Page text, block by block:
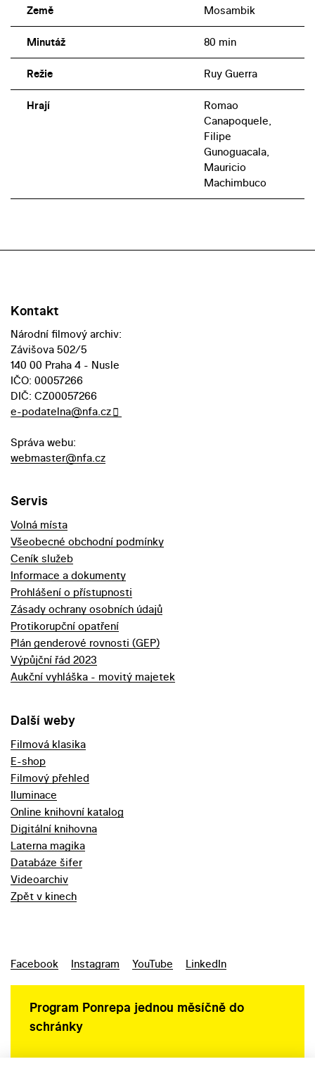
Země Mosambik
Minutáž 80 min
Režie Ruy Guerra
Hrají
Romao
Canapoquele,
Filipe
Gunoguacala,
Mauricio
Machimbuco
Kontakt
Národní filmový archiv:
Závišova 502/5
140 00 Praha 4 - Nusle
IČO: 00057266
DIČ: CZ00057266
e-podatelna@nfa.cz
Správa webu:
webmaster@nfa.cz
Servis
Volná místa
Všeobecné obchodní podmínky
Ceník služeb
Informace a dokumenty
Prohlášení o přístupnosti
Zásady ochrany osobních údajů
Protikorupční opatření
Plán genderové rovnosti (GEP)
Výpůjční řád 2023
Aukční vyhláška - movitý majetek
Další weby
Filmová klasika
E-shop
Filmový přehled
Iluminace
Online knihovní katalog
Digitální knihovna
Laterna magika
Databáze šifer
Videoarchiv
Zpět v kinech
Facebook Instagram YouTube LinkedIn
Program Ponrepa jednou měsíčně do
schránky